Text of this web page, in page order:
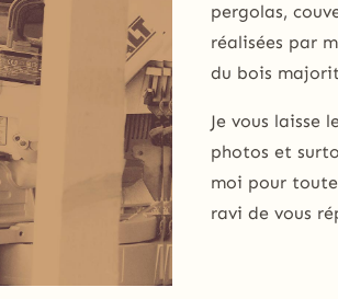
pergolas,
réalisées par
du bois
Je vous laisse
photos et
moi pour
ravi de vous